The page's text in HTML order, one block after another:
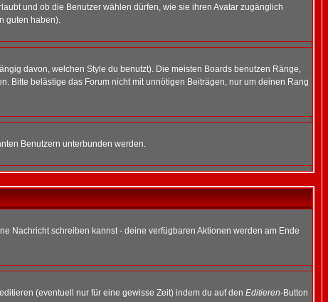
und ob die Benutzer wählen dürfen, wie sie ihren Avatar zugänglich
guten haben).
davon, welchen Style du benutzt). Die meisten Boards benutzen Ränge,
Bitte belästige das Forum nicht mit unnötigen Beiträgen, nur um deinen Rang
Benutzern unterbunden werden.
Nachricht schreiben kannst - deine verfügbaren Aktionen werden am Ende
(eventuell nur für eine gewisse Zeit) indem du auf den Editieren-Button